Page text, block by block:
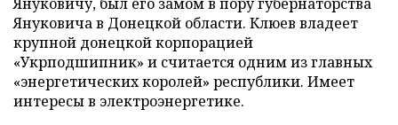
Януковича в Донецкой области. Клюев владеет
крупной донецкой корпорацией
«Укрподшипник» и считается одним из главных
«энергетических королей» республики. Имеет
интересы в электроэнергетике.